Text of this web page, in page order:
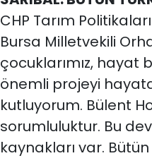
CHP Tarım
Bursa Milletvekili
çocuklarımız, hayat
önemli projeyi
kutluyorum. Bülent
sorumluluktur. Bu
kaynakları var.